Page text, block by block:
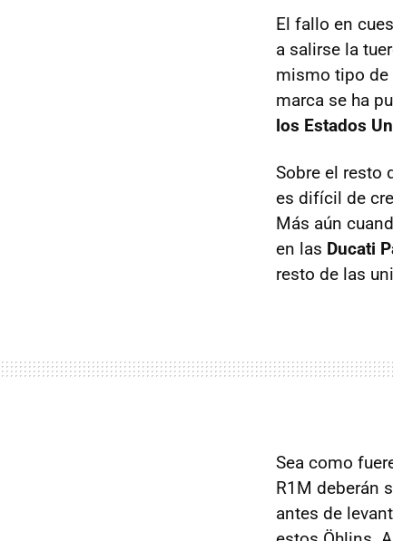
El fallo en
a salirse la
mismo tipo de
marca se ha
los Estados
Sobre el resto
es difícil de
Más aún
en las Ducati
resto de las
Sea como
R1M deberán
antes de